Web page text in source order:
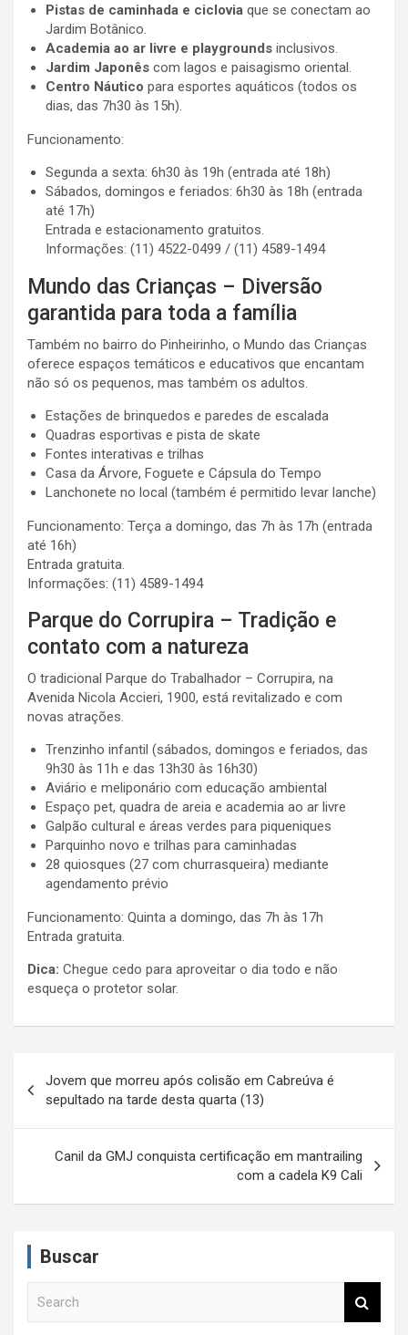
Pistas de caminhada e ciclovia que se conectam ao
Jardim Botânico.
Academia ao ar livre e playgrounds inclusivos.
Jardim Japonês com lagos e paisagismo oriental.
Centro Náutico para esportes aquáticos (todos os
dias, das 7h30 às 15h).
Funcionamento:
Segunda a sexta: 6h30 às 19h (entrada até 18h)
Sábados, domingos e feriados: 6h30 às 18h (entrada
até 17h)
Entrada e estacionamento gratuitos.
Informações: (11) 4522-0499 / (11) 4589-1494
Mundo das Crianças – Diversão
garantida para toda a família
Também no bairro do Pinheirinho, o Mundo das Crianças
oferece espaços temáticos e educativos que encantam
não só os pequenos, mas também os adultos.
Estações de brinquedos e paredes de escalada
Quadras esportivas e pista de skate
Fontes interativas e trilhas
Casa da Árvore, Foguete e Cápsula do Tempo
Lanchonete no local (também é permitido levar lanche)
Funcionamento: Terça a domingo, das 7h às 17h (entrada
até 16h)
Entrada gratuita.
Informações: (11) 4589-1494
Parque do Corrupira – Tradição e
contato com a natureza
O tradicional Parque do Trabalhador – Corrupira, na
Avenida Nicola Accieri, 1900, está revitalizado e com
novas atrações.
Trenzinho infantil (sábados, domingos e feriados, das
9h30 às 11h e das 13h30 às 16h30)
Aviário e meliponário com educação ambiental
Espaço pet, quadra de areia e academia ao ar livre
Galpão cultural e áreas verdes para piqueniques
Parquinho novo e trilhas para caminhadas
28 quiosques (27 com churrasqueira) mediante
agendamento prévio
Funcionamento: Quinta a domingo, das 7h às 17h
Entrada gratuita.
Dica: Chegue cedo para aproveitar o dia todo e não
esqueça o protetor solar.
v
a
Jovem que morreu após colisão em Cabreúva é
sepultado na tarde desta quarta (13)
Canil da GMJ conquista certificação em mantrailing
com a cadela K9 Cali
Buscar